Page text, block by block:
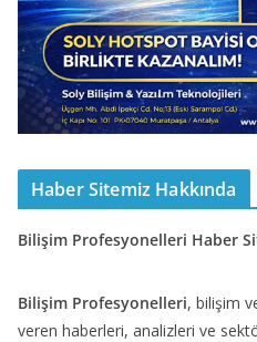
Haber Sitemiz Hakkında
Bilişim Profesyonelleri Haber
Bilişim Profesyonelleri, bilişim
veren haberleri, analizleri ve